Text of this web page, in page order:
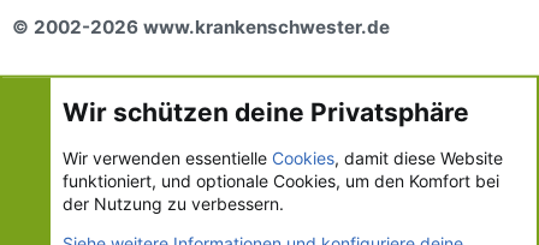
© 2002-2026 www.krankenschwester.de
Wir schützen deine Privatsphäre
Wir verwenden essentielle Cookies, damit diese Website
funktioniert, und optionale Cookies, um den Komfort bei
der Nutzung zu verbessern.